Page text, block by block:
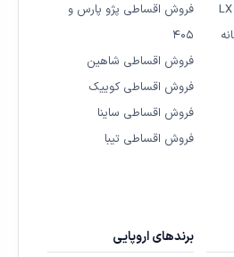
فروش اقساطی پژو پارس و
۴۰۵
فروش اقساطی شاهین
فروش اقساطی کوییک
فروش اقساطی ساینا
فروش اقساطی تیبا
برندهای اروپایی